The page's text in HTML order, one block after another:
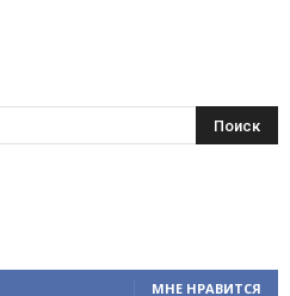
МНЕ НРАВИТСЯ